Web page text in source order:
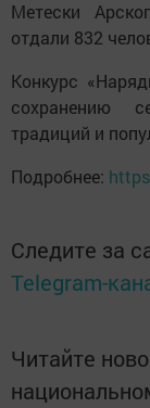
Метески
отдали 832
Конкурс
сохранению
традиций и
Подробнее:
Следите за
Telegram-
Читайте